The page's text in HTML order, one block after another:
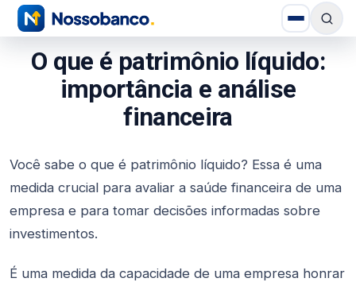
O que é patrimônio líquido:
importância e análise
financeira
Você sabe o que é patrimônio líquido? Essa é uma
medida crucial para avaliar a saúde financeira de uma
empresa e para tomar decisões informadas sobre
investimentos.
É uma medida da capacidade de uma empresa honrar